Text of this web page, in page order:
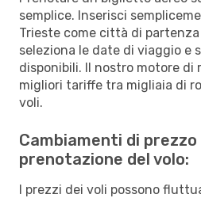
semplice. Inserisci
Trieste come città di
seleziona le date di viaggio e
disponibili. Il nostro motore
migliori tariffe tra migliaia di
voli.
Cambiamenti di prezzo
prenotazione del volo:
I prezzi dei voli possono